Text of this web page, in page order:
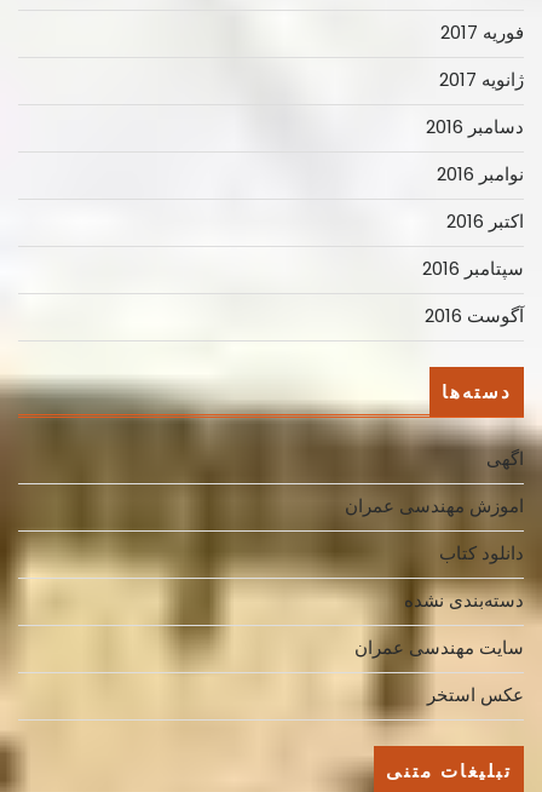
فوریه 2017
ژانویه 2017
دسامبر 2016
نوامبر 2016
اکتبر 2016
سپتامبر 2016
آگوست 2016
دسته‌ها
اگهی
اموزش مهندسی عمران
دانلود کتاب
دسته‌بندی نشده
سایت مهندسی عمران
عکس استخر
تبلیغات متنی